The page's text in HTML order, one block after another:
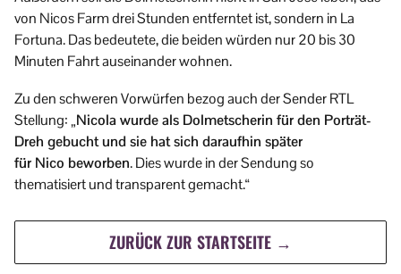
von Nicos Farm drei Stunden entferntet ist, sondern in La
Fortuna. Das bedeutete, die beiden würden nur 20 bis 30
Minuten Fahrt auseinander wohnen.
Zu den schweren Vorwürfen bezog auch der Sender RTL
Stellung: „Nicola wurde als Dolmetscherin für den Porträt-
Dreh gebucht und sie hat sich daraufhin später
für Nico beworben. Dies wurde in der Sendung so
thematisiert und transparent gemacht.“
ZURÜCK ZUR STARTSEITE →